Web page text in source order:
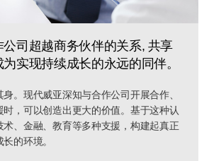
司超越商务伙伴的关系, 共享
实现持续成长的永远的同伴。
。现代威亚深知与合作公司开展合作、
，可以创造出更大的价值。基于这种认
术、金融、教育等多种支援，构建起真正
的环境。